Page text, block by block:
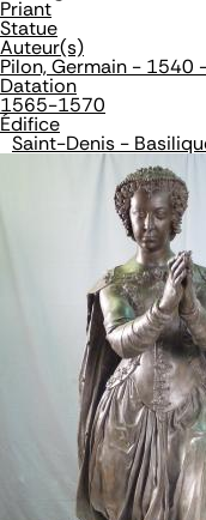
Priant
Statue
Auteur(s)
Pilon, Germain - 1540
Datation
1565-1570
Édifice
Saint-Denis -